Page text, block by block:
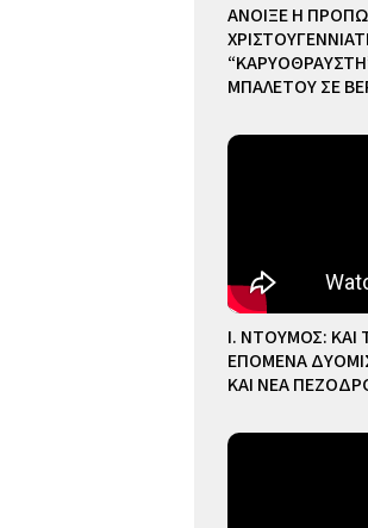
ΑΝΟΙΞΕ Η
ΜΠΑΛΕΤΟΥ ΣΕ
Ι. ΝΤΟΥΜΟΣ:
ΕΠΟΜΕΝΑ
ΚΑΙ ΝΕΑ